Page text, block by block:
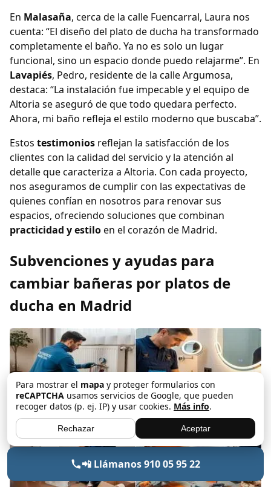
En Malasaña, cerca de la calle Fuencarral, Laura nos
cuenta: “El diseño del plato de ducha ha transformado
completamente el baño. Ya no es solo un lugar
funcional, sino un espacio donde puedo relajarme”. En
Lavapiés, Pedro, residente de la calle Argumosa,
destaca: “La instalación fue impecable y el equipo de
Altoria se aseguró de que todo quedara perfecto.
Ahora, mi baño refleja el estilo moderno que buscaba”.
Estos testimonios reflejan la satisfacción de los
clientes con la calidad del servicio y la atención al
detalle que caracteriza a Altoria. Con cada proyecto,
nos aseguramos de cumplir con las expectativas de
quienes confían en nosotros para renovar sus
espacios, ofreciendo soluciones que combinan
practicidad y estiloen el corazón de Madrid.
Subvenciones y ayudas para
cambiar bañeras por platos de
ducha en Madrid
📲 Llámanos 910 05 95 22
Para mostrar el mapa y proteger formularios con
reCAPTCHA usamos servicios de Google, que pueden
recoger datos (p. ej. IP) y usar cookies. Más info.
Rechazar Aceptar